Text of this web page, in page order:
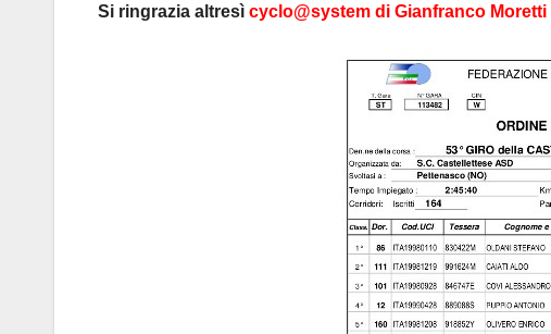
Si ringrazia altresì cyclo@system di Gianfranco Moretti